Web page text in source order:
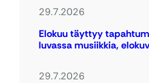
29.7.2026
Elokuu täyttyy
luvassa musiikkia,
29.7.2026